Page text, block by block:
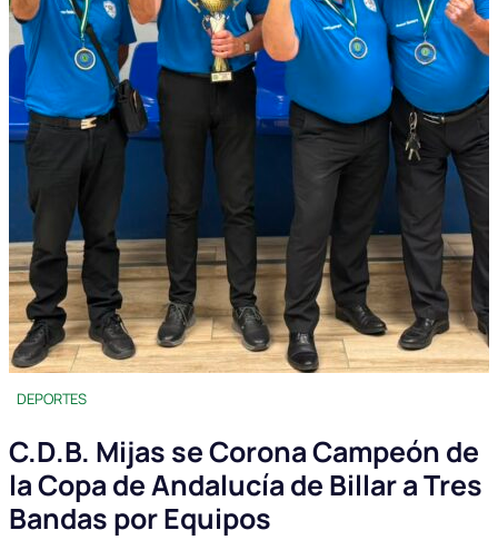
DEPORTES
C.D.B. Mijas se Corona Campeón de
la Copa de Andalucía de Billar a Tres
Bandas por Equipos